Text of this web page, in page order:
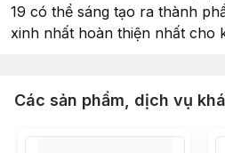
19 có thể sáng tạo ra thành
xinh nhất hoàn thiện nhất cho
Các sản phẩm, dịch vụ